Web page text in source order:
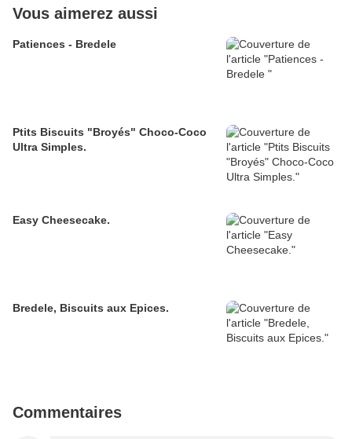
Vous aimerez aussi
Patiences - Bredele
Ptits Biscuits "Broyés" Choco-Coco
Ultra Simples.
Easy Cheesecake.
Bredele, Biscuits aux Epices.
Commentaires